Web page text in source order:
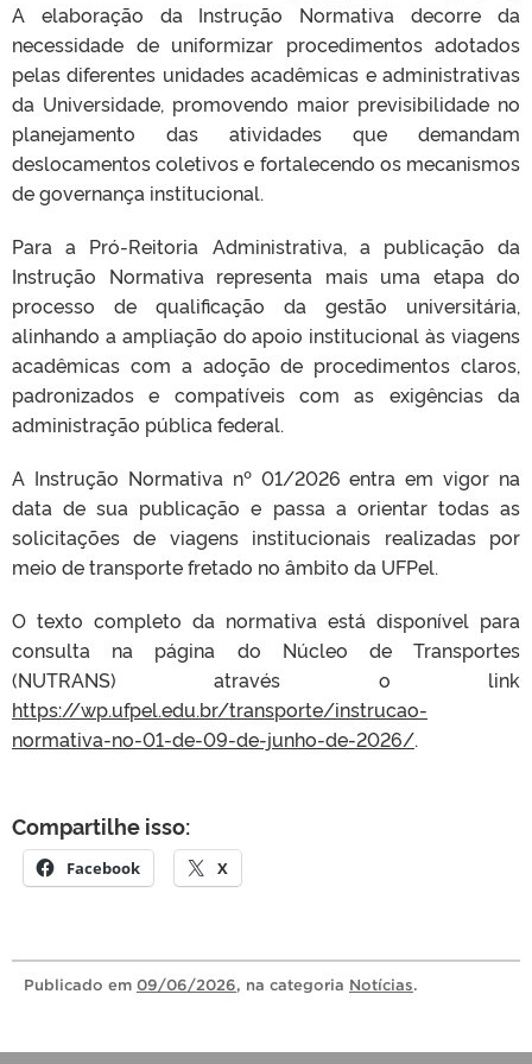
A elaboração da Instrução Normativa decorre da
necessidade de uniformizar procedimentos adotados
pelas diferentes unidades acadêmicas e administrativas
da Universidade, promovendo maior previsibilidade no
planejamento das atividades que demandam
deslocamentos coletivos e fortalecendo os mecanismos
de governança institucional.
Para a Pró-Reitoria Administrativa, a publicação da
Instrução Normativa representa mais uma etapa do
processo de qualificação da gestão universitária,
alinhando a ampliação do apoio institucional às viagens
acadêmicas com a adoção de procedimentos claros,
padronizados e compatíveis com as exigências da
administração pública federal.
A Instrução Normativa nº 01/2026 entra em vigor na
data de sua publicação e passa a orientar todas as
solicitações de viagens institucionais realizadas por
meio de transporte fretado no âmbito da UFPel.
O texto completo da normativa está disponível para
consulta na página do Núcleo de Transportes
(NUTRANS) através o link
https://wp.ufpel.edu.br/transporte/instrucao-
normativa-no-01-de-09-de-junho-de-2026/.
Compartilhe isso:
Facebook X
Publicado em 09/06/2026, na categoria Notícias.